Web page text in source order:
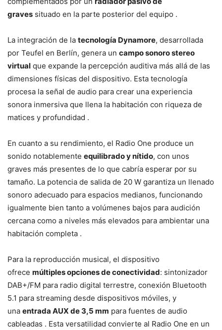
graves situado en la parte posterior del equipo .
La integración de la tecnología Dynamore, desarrollada
por Teufel en Berlín, genera un campo sonoro stereo
virtual que expande la percepción auditiva más allá de las
dimensiones físicas del dispositivo. Esta tecnología
procesa la señal de audio para crear una experiencia
sonora inmersiva que llena la habitación con riqueza de
matices y profundidad .
En cuanto a su rendimiento, el Radio One produce un
sonido notablemente equilibrado y nítido, con unos
graves más presentes de lo que cabría esperar por su
tamaño. La potencia de salida de 20 W garantiza un llenado
sonoro adecuado para espacios medianos, funcionando
igualmente bien tanto a volúmenes bajos para audición
cercana como a niveles más elevados para ambientar una
habitación completa .
Para la reproducción musical, el dispositivo
ofrece múltiples opciones de conectividad: sintonizador
DAB+/FM para radio digital terrestre, conexión Bluetooth
5.1 para streaming desde dispositivos móviles, y
una entrada AUX de 3,5 mm para fuentes de audio
cableadas . Esta versatilidad convierte al Radio One en un